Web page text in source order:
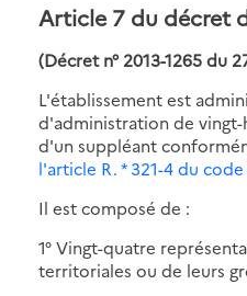
Article 7 du décret
(Décret n° 2013-1265 du
L'établissement est
d'administration de
d'un suppléant
l'article R. * 321-4 du
Il est composé de :
1° Vingt-quatre
territoriales ou de leurs